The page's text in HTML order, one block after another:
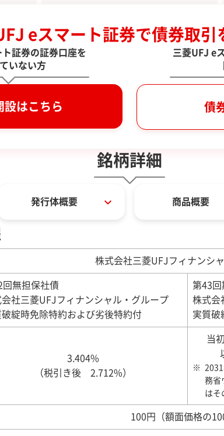
eスマート証券で債券取引
証券の証券口座を
いない方
設はこちら
三菱UFJ e
債
銘柄詳細
発行体概要 商品概要
株式会社三菱UFJフィナンシ
回無担保社債
会社三菱UFJフィナンシャル・グループ
破綻時免除特約および劣後特約付
第43回
株式会
実質破
3.404%
（税引き後 2.712%）
当
務省
はそ
100円（額面価格の